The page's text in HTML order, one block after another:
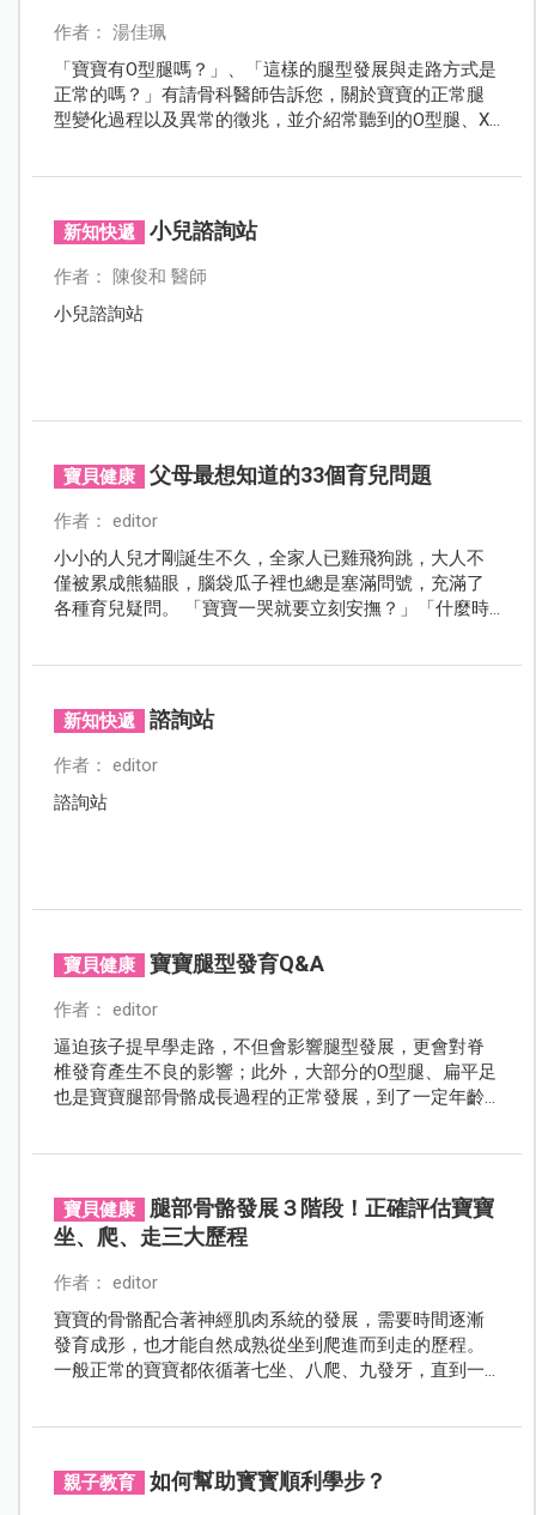
作者： 湯佳珮
「寶寶有O型腿嗎？」、「這樣的腿型發展與走路方式是
正常的嗎？」有請骨科醫師告訴您，關於寶寶的正常腿
型變化過程以及異常的徵兆，並介紹常聽到的O型腿、X
新知快遞 小兒諮詢站
作者： 陳俊和 醫師
小兒諮詢站
寶貝健康 父母最想知道的33個育兒問題
作者： editor
小小的人兒才剛誕生不久，全家人已雞飛狗跳，大人不
僅被累成熊貓眼，腦袋瓜子裡也總是塞滿問號，充滿了
各種育兒疑問。 「寶寶一哭就要立刻安撫？」「什麼時
自然入睡？」「聽說尿布包久了，會有O形腿？」
「…………」 育兒問題百百種，盡信網路、以訛傳訛，不如
聽聽專科醫師怎麼說。 本期雜誌精選33大爸媽常見疑
外。
新知快遞 諮詢站
作者： editor
諮詢站
寶貝健康 寶寶腿型發育Q&A
作者： editor
逼迫孩子提早學走路，不但會影響腿型發展，更會對脊
椎發育產生不良的影響；此外，大部分的O型腿、扁平足
也是寶寶腿部骨骼成長過程的正常發展，到了一定年齡
寶貝健康
腿部骨骼發展３階段！正確評估寶寶
坐、爬、走三大歷程
作者： editor
寶寶的骨骼配合著神經肌肉系統的發展，需要時間逐漸
發育成形，也才能自然成熟從坐到爬進而到走的歷程。
一般正常的寶寶都依循著七坐、八爬、九發牙，直到一
親子教育
如何幫助寳寳順利學步？